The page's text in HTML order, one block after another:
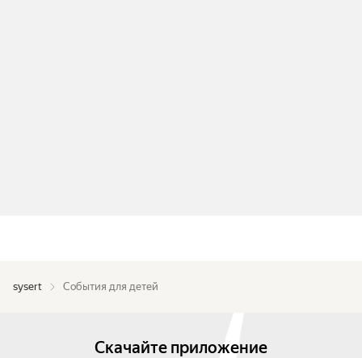
sysert События для детей
Скачайте приложение